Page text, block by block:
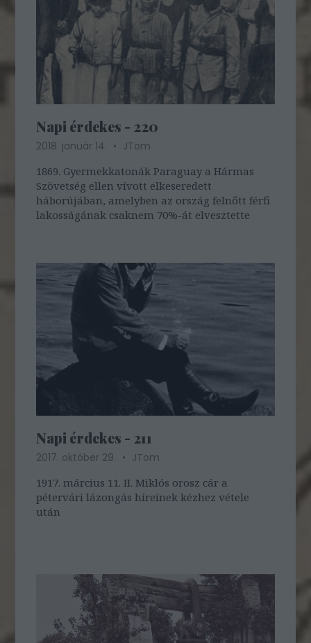
Napi érdekes - 220
2018. január 14.
JTom
1869. Gyermekkatonák Paraguay a Hármas
Szövetség ellen vívott elkeseredett
háborújában, amelyben az ország felnőtt férfi
lakosságának csaknem 70%-át elvesztette
Napi érdekes - 211
2017. október 29.
JTom
1917. március 11. II. Miklós orosz cár a
pétervári lázongás híreinek kézhez vétele
után